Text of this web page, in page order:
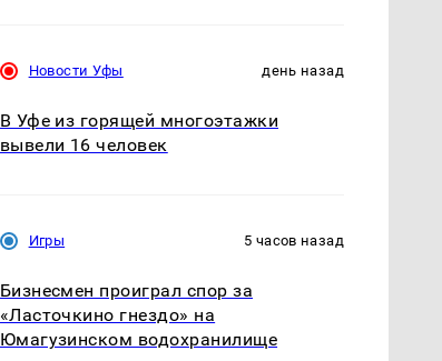
Новости Уфы день назад
В Уфе из горящей многоэтажки
вывели 16 человек
Игры 5 часов назад
Бизнесмен проиграл спор за
«Ласточкино гнездо» на
Юмагузинском водохранилище